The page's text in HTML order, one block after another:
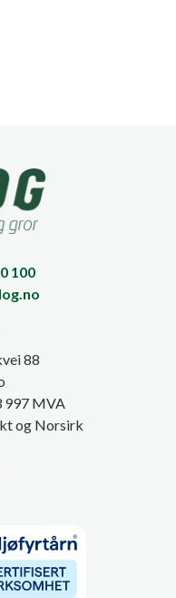
100
88
997 MVA
og Norsirk